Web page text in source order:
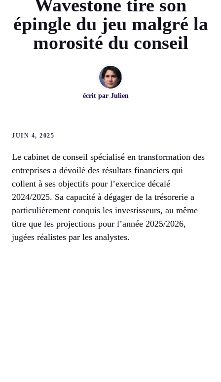
Wavestone tire son
épingle du jeu malgré la
morosité du conseil
écrit par Julien
JUIN 4, 2025
Le cabinet de conseil spécialisé en transformation des
entreprises a dévoilé des résultats financiers qui
collent à ses objectifs pour l’exercice décalé
2024/2025. Sa capacité à dégager de la trésorerie a
particulièrement conquis les investisseurs, au même
titre que les projections pour l’année 2025/2026,
jugées réalistes par les analystes.